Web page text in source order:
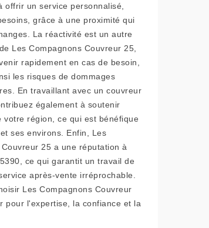
offrir un service personnalisé,
grâce à une proximité qui
La réactivité est un autre
Les Compagnons Couvreur 25,
rapidement en cas de besoin,
les risques de dommages
En travaillant avec un couvreur
également à soutenir
votre région, ce qui est bénéfique
ses environs. Enfin, Les
25 a une réputation à
ce qui garantit un travail de
après-vente irréprochable.
Les Compagnons Couvreur
pour l'expertise, la confiance et la